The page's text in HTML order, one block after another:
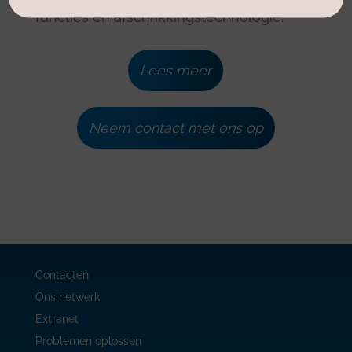
functies en afschrikkingstechnologie.
Lees meer
Neem contact met ons op
Contacten
Ons netwerk
Extranet
Problemen oplossen